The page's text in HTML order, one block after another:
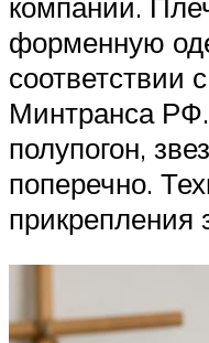
форменную
соответствии
Минтранса
полупогон,
поперечно.
прикрепления